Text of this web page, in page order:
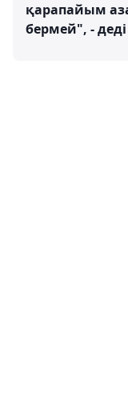
қарапайым
бермей", -